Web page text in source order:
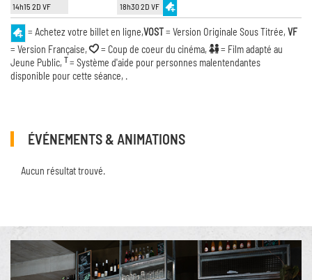
14h15 2D VF 18h30 2D VF
= Achetez votre billet en ligne,VOST= Version Originale Sous Titrée, VF
= Version Française,
= Coup de coeur du cinéma,
= Film adapté au
Jeune Public, T = Système d'aide pour personnes malentendantes
disponible pour cette séance, .
ÉVÉNEMENTS & ANIMATIONS
Aucun résultat trouvé.